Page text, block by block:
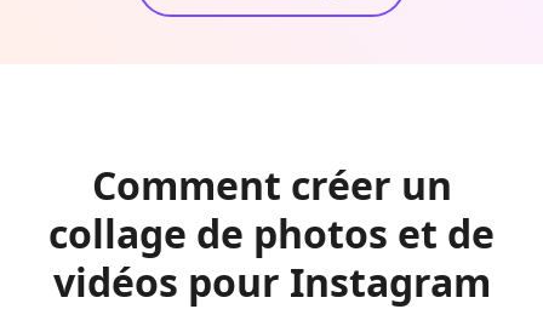
Comment créer un
collage de photos et de
vidéos pour Instagram